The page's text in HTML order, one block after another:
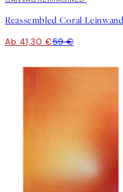
Ab 41,30 €59 €